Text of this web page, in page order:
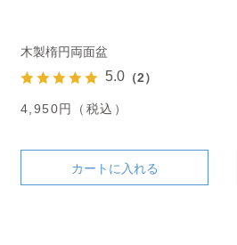
木製楕円両面盆
5.0 （2）
4,950円（税込）
カートに入れる